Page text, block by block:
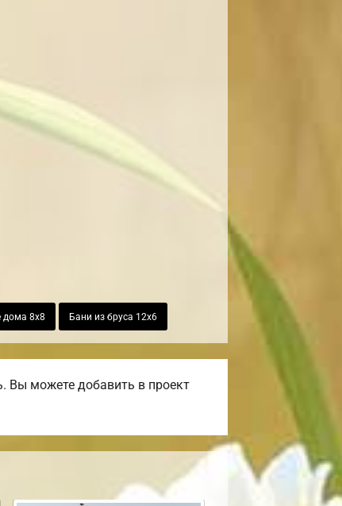
дома 8х8 Бани из бруса 12х6
Вы можете добавить в проект